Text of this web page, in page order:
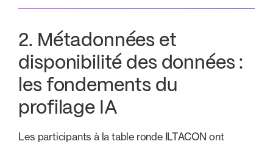
2. Métadonnées et
disponibilité des données :
les fondements du
profilage IA
Les participants à la table ronde ILTACON ont